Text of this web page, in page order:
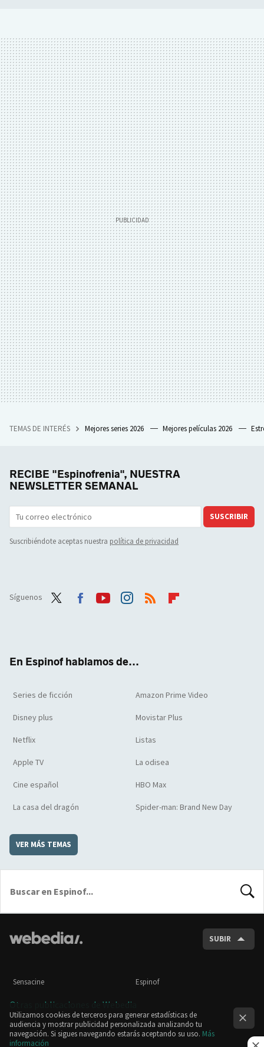
TEMAS DE INTERÉS Mejores series 2026 Mejores películas 2026
RECIBE "Espinofrenia", NUESTRA
NEWSLETTER SEMANAL
SUSCRIBIR
Suscribiéndote aceptas nuestra política de privacidad
Síguenos
En Espinof hablamos de...
Series de ficción Amazon Prime Video
Disney plus Movistar Plus
Netflix Listas
Apple TV La odisea
Cine español HBO Max
La casa del dragón Spider-man: Brand New Day
VER MÁS TEMAS
SUBIR
Sensacine Espinof
Otras publicaciones de Webedia
Utilizamos cookies de terceros para generar estadísticas de
audiencia y mostrar publicidad personalizada analizando tu
navegación. Si sigues navegando estarás aceptando su uso. Más
información